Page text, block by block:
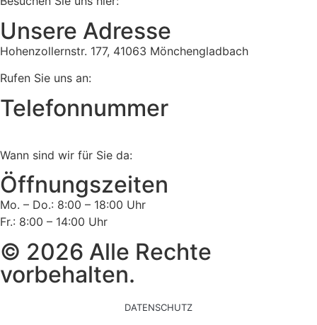
Unsere Adresse
Hohenzollernstr. 177, 41063 Mönchengladbach
Rufen Sie uns an:
Telefonnummer
Wann sind wir für Sie da:
Öffnungszeiten
Mo. – Do.: 8:00 – 18:00 Uhr
Fr.: 8:00 – 14:00 Uhr
© 2026 Alle Rechte
vorbehalten.
DATENSCHUTZ